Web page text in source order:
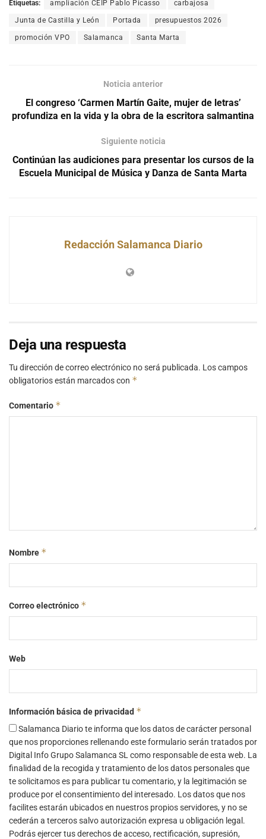
Etiquetas: ampliación CEIP Pablo Picasso carbajosa
Junta de Castilla y León Portada presupuestos 2026
promoción VPO Salamanca Santa Marta
Noticia anterior
El congreso ‘Carmen Martín Gaite, mujer de letras’
profundiza en la vida y la obra de la escritora salmantina
Siguiente noticia
Continúan las audiciones para presentar los cursos de la
Escuela Municipal de Música y Danza de Santa Marta
Redacción Salamanca Diario
Deja una respuesta
Tu dirección de correo electrónico no será publicada. Los campos
obligatorios están marcados con *
Comentario *
Nombre *
Correo electrónico *
Web
Información básica de privacidad *
Salamanca Diario te informa que los datos de carácter personal
que nos proporciones rellenando este formulario serán tratados por
Digital Info Grupo Salamanca SL como responsable de esta web. La
finalidad de la recogida y tratamiento de los datos personales que
te solicitamos es para publicar tu comentario, y la legitimación se
produce por el consentimiento del interesado. Los datos que nos
facilites estarán ubicados en nuestros propios servidores, y no se
cederán a terceros salvo autorización expresa u obligación legal.
Podrás ejercer tus derechos de acceso, rectificación, supresión,